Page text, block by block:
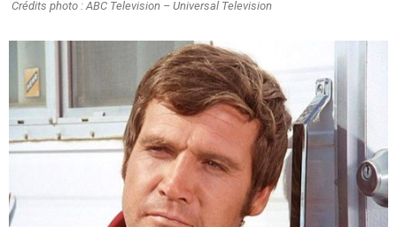
Crédits photo : ABC Television – Universal Television